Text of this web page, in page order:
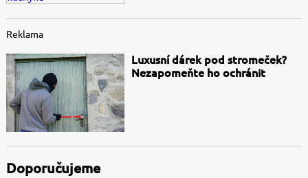
Reklama
Luxusní dárek pod stromeček?
Nezapomeňte ho ochránit
Doporučujeme